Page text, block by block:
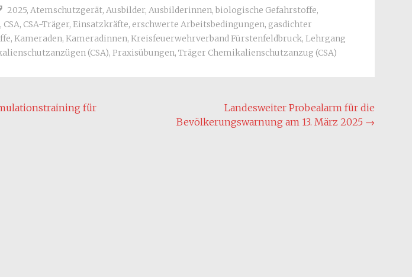
2025, Atemschutzgerät, Ausbilder, Ausbilderinnen, biologische Gefahrstoffe,
, CSA, CSA-Träger, Einsatzkräfte, erschwerte Arbeitsbedingungen, gasdichter
, Kameraden, Kameradinnen, Kreisfeuerwehrverband Fürstenfeldbruck, Lehrgang
(CSA), Praxisübungen, Träger Chemikalienschutzanzug (CSA)
für
Landesweiter Probealarm für die
Bevölkerungswarnung am 13. März 2025 →